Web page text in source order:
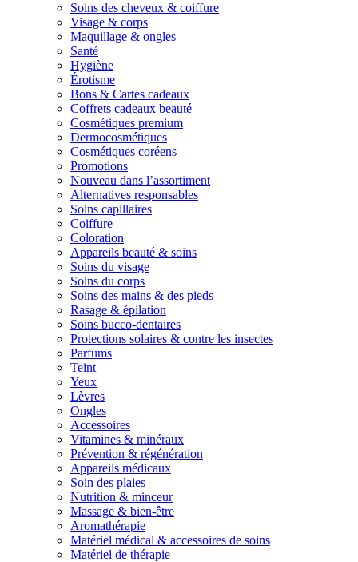
Soins des cheveux & coiffure
Visage & corps
Maquillage & ongles
Santé
Hygiène
Érotisme
Bons & Cartes cadeaux
Coffrets cadeaux beauté
Cosmétiques premium
Dermocosmétiques
Cosmétiques coréens
Promotions
Nouveau dans l’assortiment
Alternatives responsables
Soins capillaires
Coiffure
Coloration
Appareils beauté & soins
Soins du visage
Soins du corps
Soins des mains & des pieds
Rasage & épilation
Soins bucco-dentaires
Protections solaires & contre les insectes
Parfums
Teint
Yeux
Lèvres
Ongles
Accessoires
Vitamines & minéraux
Prévention & régénération
Appareils médicaux
Soin des plaies
Nutrition & minceur
Massage & bien-être
Aromathérapie
Matériel médical & accessoires de soins
Matériel de thérapie